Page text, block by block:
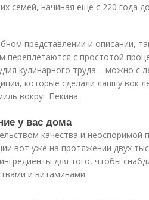
семей, начиная еще с 220 года
представлении и описании,
переплетаются с простотой
кулинарного труда – можно с
которые сделали лапшу вок
вокруг Пекина.
у вас дома
качества и неоспоримой
вот уже на протяжении двух
для того, чтобы
и витаминами.